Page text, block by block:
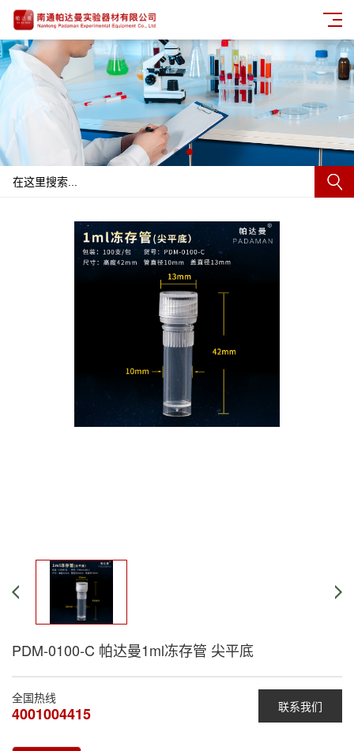
PDM-0100-C 帕达曼1ml冻存管 尖平底
联系我们
全国热线
4001004415